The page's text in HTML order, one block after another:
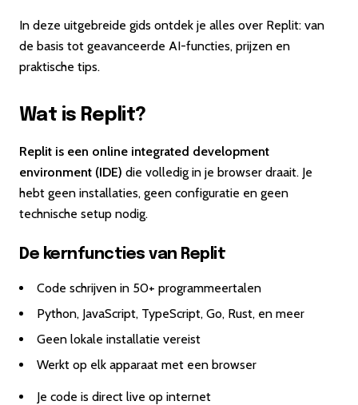
In deze uitgebreide gids ontdek je alles over Replit: van
de basis tot geavanceerde AI-functies, prijzen en
praktische tips.
Wat is Replit?
Replit is een online integrated development
environment (IDE) die volledig in je browser draait. Je
hebt geen installaties, geen configuratie en geen
technische setup nodig.
De kernfuncties van Replit
Code schrijven in 50+ programmeertalen
Python, JavaScript, TypeScript, Go, Rust, en meer
Geen lokale installatie vereist
Werkt op elk apparaat met een browser
Je code is direct live op internet